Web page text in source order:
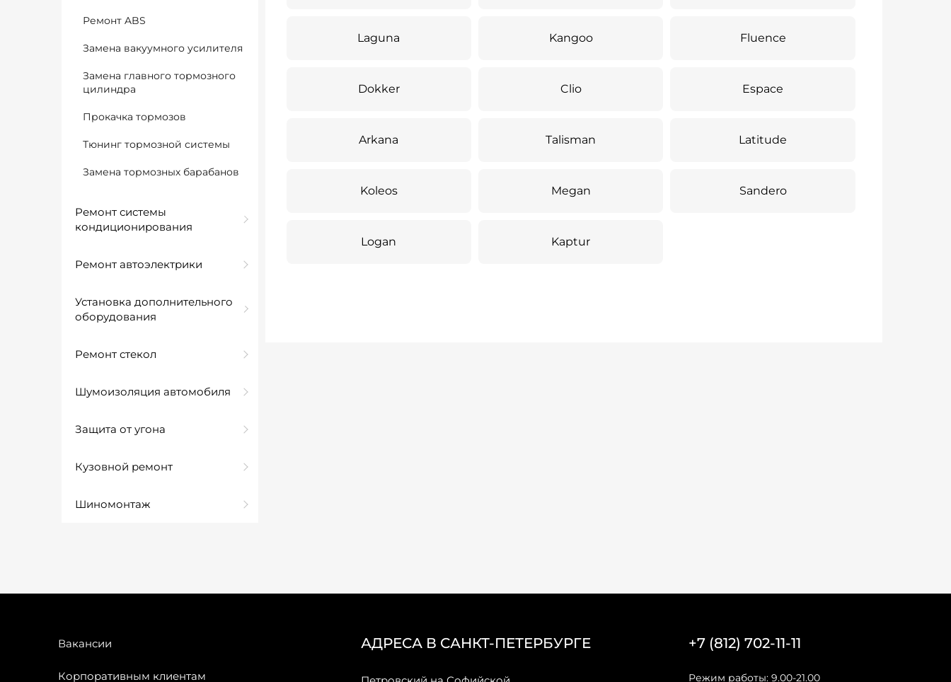
Ремонт ABS
Замена вакуумного усилителя
Замена главного тормозного
цилиндра
Прокачка тормозов
Тюнинг тормозной системы
Замена тормозных барабанов
Ремонт системы
кондиционирования
Ремонт автоэлектрики
Установка дополнительного
оборудования
Ремонт стекол
Шумоизоляция автомобиля
Защита от угона
Кузовной ремонт
Шиномонтаж
Laguna Kangoo Fluence
Dokker Clio Espace
Arkana Talisman Latitude
Koleos Megan Sandero
Logan Kaptur
Вакансии
Корпоративным клиентам
АДРЕСА В САНКТ-ПЕТЕРБУРГЕ +7 (812) 702-11-11
Режим работы: 9.00-21.00